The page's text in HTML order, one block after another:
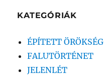
KATEGÓRIÁK
ÉPÍTETT ÖRÖKSÉG
FALUTÖRTÉNET
JELENLÉT